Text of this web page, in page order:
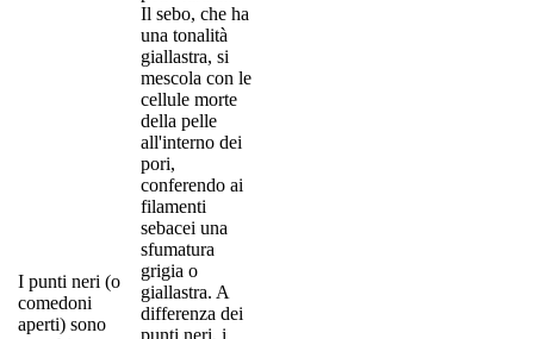
I punti neri (o
comedoni
aperti) sono
Il sebo, che ha
una tonalità
giallastra, si
mescola con le
cellule morte
della pelle
all'interno dei
pori,
conferendo ai
filamenti
sebacei una
sfumatura
grigia o
giallastra. A
differenza dei